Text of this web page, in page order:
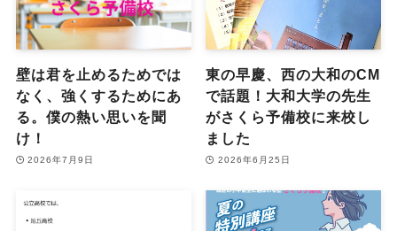
壁は君を止めるためでは
なく、強くするためにあ
る。僕の熱い思いを聞
け！
2026年7月9日
東の早慶、西の大和のCM
で話題！大和大学の先生
がさくら予備校に来校し
ました
2026年6月25日